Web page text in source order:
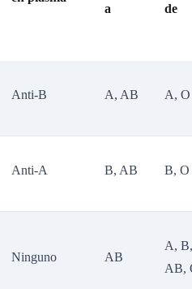
a
de
Anti-B A, AB A, O
Anti-A B, AB B, O
Ninguno AB
A, B,
AB,